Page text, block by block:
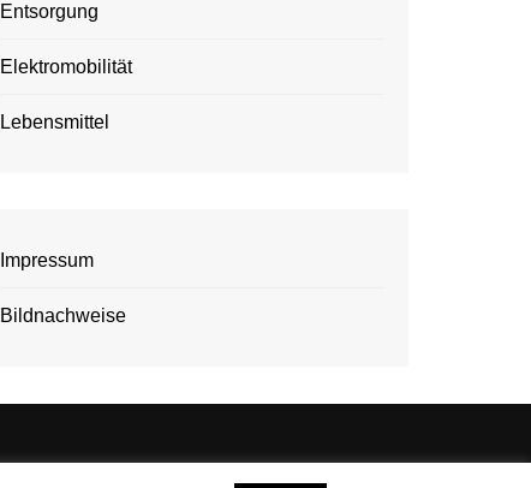
Entsorgung
Elektromobilität
Lebensmittel
Impressum
Bildnachweise